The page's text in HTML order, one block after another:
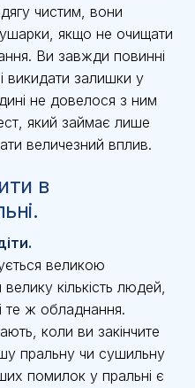
чистим, вони
якщо не очищати
Ви завжди повинні
викидати залишки у
не довелося з ним
який займає лише
величезний вплив.
в
великою
кількість людей,
те ж обладнання.
коли ви закінчите
пральну чи сушильну
помилок у пральні є